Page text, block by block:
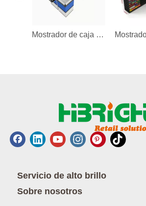
Mostrador de caja con espacio de almacenamiento
Servicio de alto brillo
Sobre nosotros